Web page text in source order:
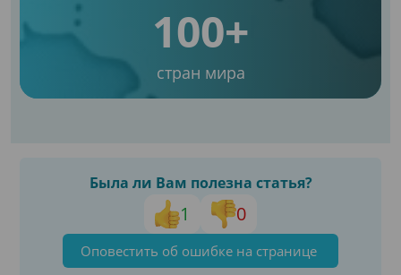
100+
стран мира
Была ли Вам полезна статья?
1 0
Оповестить об ошибке на странице